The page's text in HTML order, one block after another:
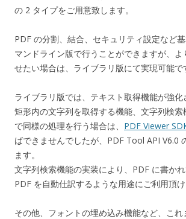
の 2 タイプをご用意致します。
PDF の分割、結合、セキュリティ設定など
マンドライン版で行うことができますが、よ
せたい場合は、ライブラリ版にて実現可能で
ライブラリ版では、テキスト取得機能が強化
矩形内の文字列を取得する機能、文字列検索
で同様の処理を行う場合は、 PDF Viewer
ばできませんでしたが、PDF Tool API V6.0
ます。
文字列検索機能の実装により、PDF に書か
PDF を自動仕訳するような用途にご利用頂け
その他、フォントの埋め込み機能など、これ